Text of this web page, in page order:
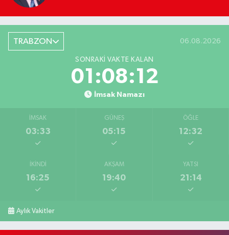
TRABZON 06.08.2026
SONRAKI VAKTE KALAN
01:08:12
İmsak Namazı
İMSAK
03:33
GÜNEŞ
05:15
ÖĞLE
12:32
İKINDI
16:25
AKŞAM
19:40
YATSI
21:14
Aylık Vakitler